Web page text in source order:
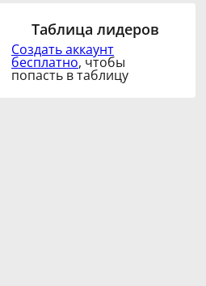
हिन्दी
Таблица лидеров
Создать аккаунт
бесплатно, чтобы
попасть в таблицу